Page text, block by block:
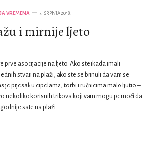
VREMENA 5. SRPNJA 2018.
i mirnije ljeto
prve asocijacije na ljeto. Ako ste ikada imali
stvari na plaži, ako ste se brinuli da vam se
je pijesak u cipelama, torbi i ručnicima malo ljutio –
nekoliko korisnih trikova koji vam mogu pomoći da
sate na plaži.